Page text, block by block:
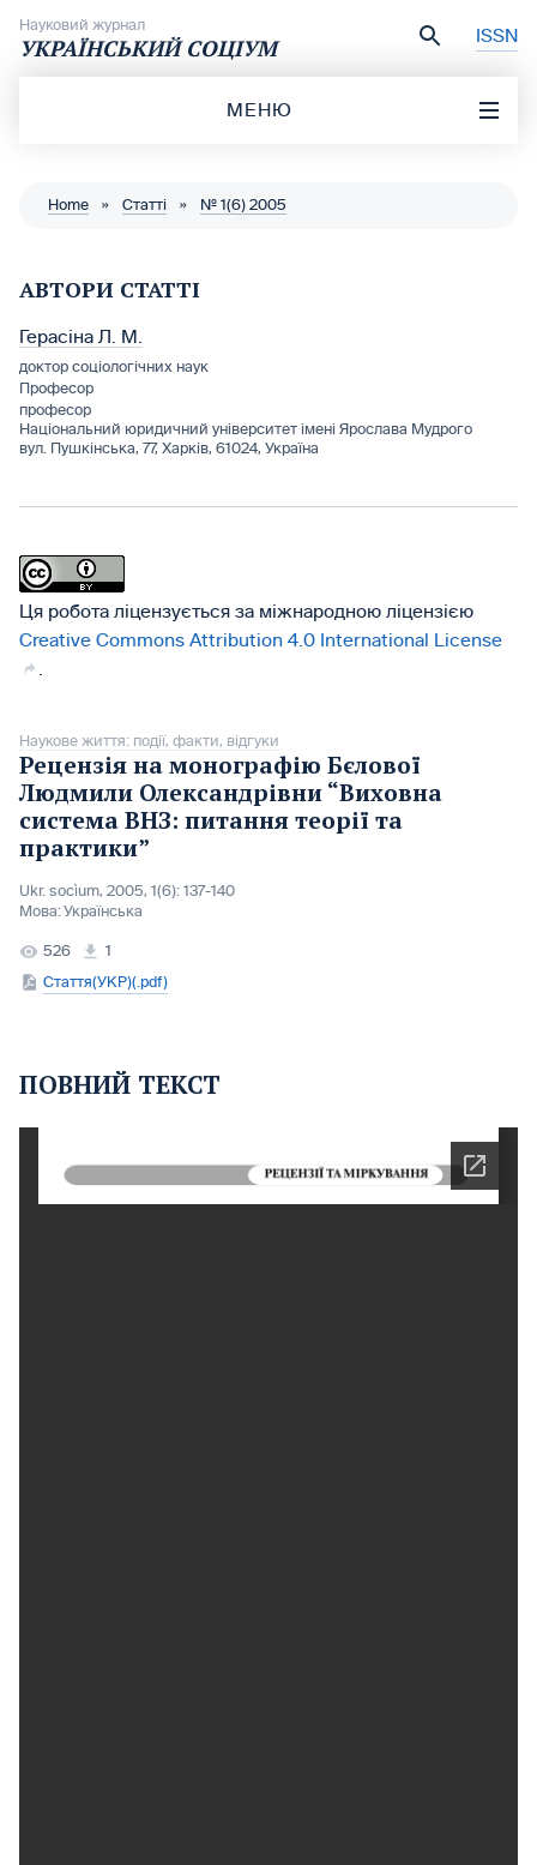
Науковий журнал
УКРАЇНСЬКИЙ СОЦІУМ ISSN
МЕНЮ
Home » Статті » № 1(6) 2005
АВТОРИ СТАТТІ
Герасіна Л. М.
доктор соціологічних наук
Професор
професор
Національний юридичний університет імені Ярослава Мудрого
вул. Пушкінська, 77, Харків, 61024, Україна
Ця робота ліцензується за міжнародною ліцензією
Creative Commons Attribution 4.0 International License
Наукове життя: події, факти, відгуки
Рецензія на монографію Бєлової
Людмили Олександрівни “Виховна
система ВНЗ: питання теорії та
практики”
Ukr. socìum, 2005, 1(6): 137-140
Мова:Українська
526
1
Стаття(УКР)(.pdf)
ПОВНИЙ ТЕКСТ